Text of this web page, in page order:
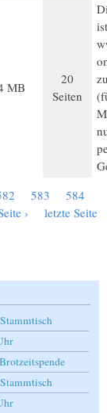
MB
20
Seiten
583 584
›
letzte Seite